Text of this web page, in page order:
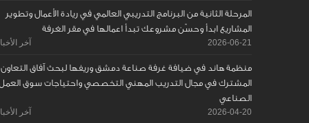
المرحلة الثانية من البرنامج التدريبي العالمي في ريادة الأعمال وتطوير
المشاريع ابدأ وحسّن مشروعك تبدأ اعمالها في مقر الغرفة
2026-06-21 آخر
منظمة هاند في ضيافة غرفة صناعة دمشق وريفها لبحث آفاق التعاون
المشترك في مجال التدريب المهني التخصصي واحتياجات سوق
الصناعي
2026-04-20 آخر